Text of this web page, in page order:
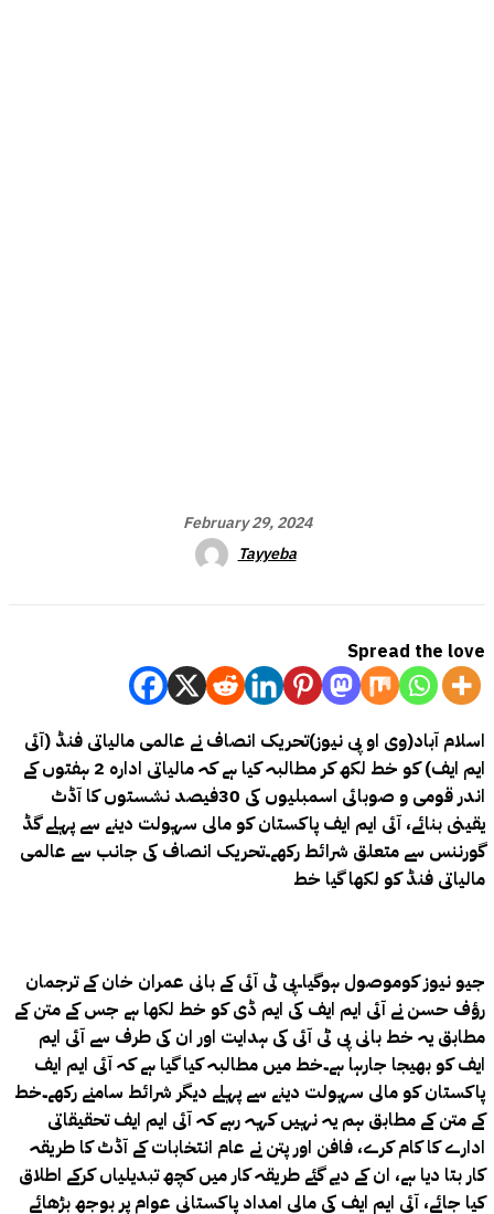
February 29, 2024
Tayyeba
Spread the love
اسلام آباد(وی او پی نیوز)تحریک انصاف نے عالمی مالیاتی فنڈ (آئی
ایم ایف) کو خط لکھ کر مطالبہ کیا ہے کہ مالیاتی ادارہ 2 ہفتوں کے
اندر قومی و صوبائی اسمبلیوں کی 30فیصد نشستوں کا آڈٹ
یقینی بنائے، آئی ایم ایف پاکستان کو مالی سہولت دینے سے پہلے گڈ
گورننس سے متعلق شرائط رکھے۔تحریک انصاف کی جانب سے عالمی
مالیاتی فنڈ کو لکھا گیا خط
جیو نیوز کوموصول ہوگیا۔پی ٹی آئی کے بانی عمران خان کے ترجمان
رؤف حسن نے آئی ایم ایف کی ایم ڈی کو خط لکھا ہے جس کے متن کے
مطابق یہ خط بانی پی ٹی آئی کی ہدایت اور ان کی طرف سے آئی ایم
ایف کو بھیجا جارہا ہے۔خط میں مطالبہ کیا گیا ہے کہ آئی ایم ایف
پاکستان کو مالی سہولت دینے سے پہلے دیگر شرائط سامنے رکھے۔خط
کے متن کے مطابق ہم یہ نہیں کہہ رہے کہ آئی ایم ایف تحقیقاتی
ادارے کا کام کرے، فافن اور پتن نے عام انتخابات کے آڈٹ کا طریقہ
کار بتا دیا ہے، ان کے دیے گئے طریقہ کار میں کچھ تبدیلیاں کرکے اطلاق
کیا جائے، آئی ایم ایف کی مالی امداد پاکستانی عوام پر بوجھ بڑھائے